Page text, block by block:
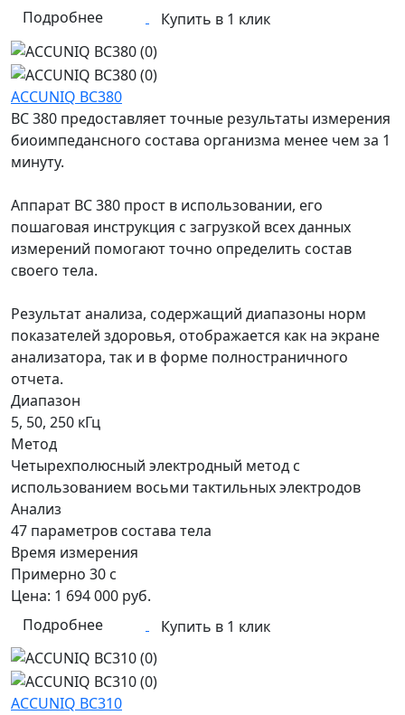
Подробнее
Купить в 1 клик
ACCUNIQ BC380
BC 380 предоставляет точные результаты измерения
биоимпедансного состава организма менее чем за 1
минуту.
Аппарат BC 380 прост в использовании, его
пошаговая инструкция с загрузкой всех данных
измерений помогают точно определить состав
своего тела.
Результат анализа, содержащий диапазоны норм
показателей здоровья, отображается как на экране
анализатора, так и в форме полностраничного
отчета.
Диапазон
5, 50, 250 кГц
Метод
Четырехполюсный электродный метод с
использованием восьми тактильных электродов
Анализ
47 параметров состава тела
Время измерения
Примерно 30 с
Цена: 1 694 000 руб.
Подробнее
Купить в 1 клик
ACCUNIQ BC310